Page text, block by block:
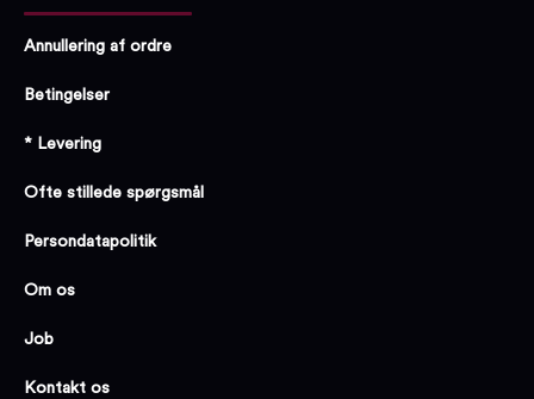
Annullering af ordre
Betingelser
* Levering
Ofte stillede spørgsmål
Persondatapolitik
Om os
Job
Kontakt os